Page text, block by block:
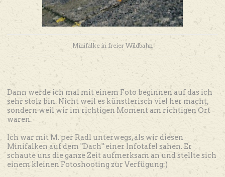
Minifalke in freier Wildbahn
Dann werde ich mal mit einem Foto beginnen auf das ich
sehr stolz bin. Nicht weil es künstlerisch viel her macht,
sondern weil wir im richtigen Moment am richtigen Ort
waren.
Ich war mit M. per Radl unterwegs, als wir diesen
Minifalken auf dem "Dach" einer Infotafel sahen. Er
schaute uns die ganze Zeit aufmerksam an und stellte sich
einem kleinen Fotoshooting zur Verfügung:)